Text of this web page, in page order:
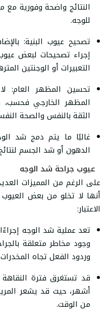
النتائج واضحة وفورية مع
للوجه.
تصحيح عيوب البنية:
إجراء تصحيحات لبعض
التعبيرات أو الوجنتين
تحسين المظهر العام:
المظهر الخارجي
الثقة بالنفس والصحة
غالبًا ما يتم دمج شد
الدهون أو شد الجسم
عيوب جراحة شد الوجه
على الرغم من المميزات
أنها لا تخلو من بعض
الاعتبار:
تعد عملية شد الوجه
وجود مخاطر متعلقة
وردود الفعل تجاه
قد تستغرق فترة النقاهة
أشهر، حيث قد يشعر
من الوقت.